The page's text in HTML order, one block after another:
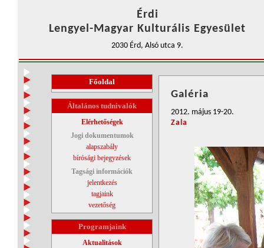
Érdi
Lengyel-Magyar Kulturális Egyesület
2030 Érd, Alsó utca 9.
Főoldal
Általános tudnivalók
Elérhetőségek
Jogi dokumentumok
alapszabály
bírósági bejegyzések
Tagsági információk
jelentkezés
tagjaink
vezetőség
Programjaink
Aktualitások
Galéria
2012. május 19-20.
Zala